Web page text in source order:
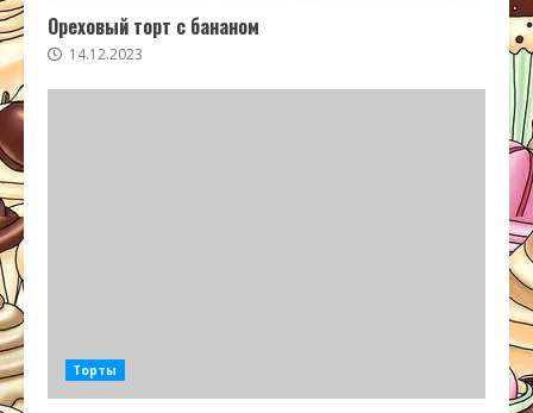
Ореховый торт с бананом
14.12.2023
Торты